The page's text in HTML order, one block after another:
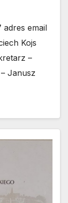
adres email
Kojs
–
Janusz